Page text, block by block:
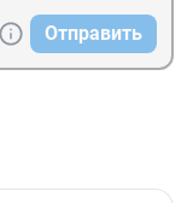
Отправить